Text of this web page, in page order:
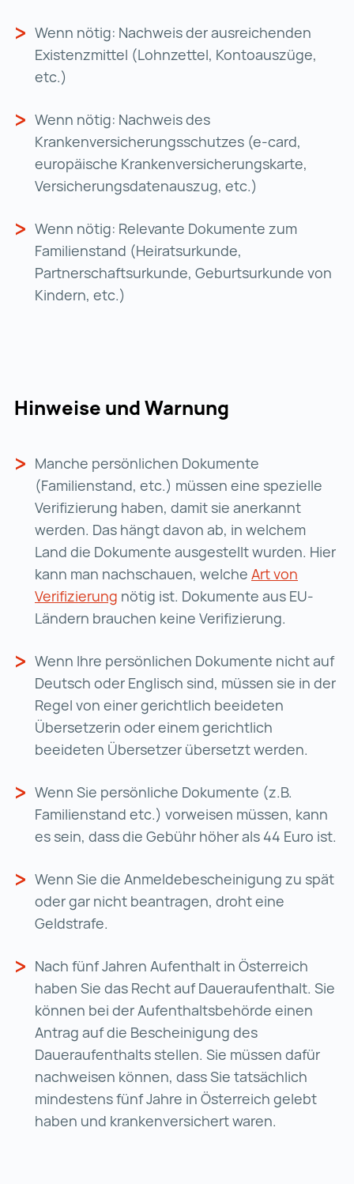
Wenn nötig: Nachweis der ausreichenden
Existenzmittel (Lohnzettel, Kontoauszüge,
etc.)
Wenn nötig: Nachweis des
Krankenversicherungsschutzes (e-card,
europäische Krankenversicherungskarte,
Versicherungsdatenauszug, etc.)
Wenn nötig: Relevante Dokumente zum
Familienstand (Heiratsurkunde,
Partnerschaftsurkunde, Geburtsurkunde von
Kindern, etc.)
Hinweise und Warnung
Manche persönlichen Dokumente
(Familienstand, etc.) müssen eine spezielle
Verifizierung haben, damit sie anerkannt
werden. Das hängt davon ab, in welchem
Land die Dokumente ausgestellt wurden. Hier
kann man nachschauen, welche Art von
Verifizierung Art von Verifizierung (wird in einer
nötig ist. Dokumente aus EU-
Ländern brauchen keine Verifizierung.
Wenn Ihre persönlichen Dokumente nicht auf
Deutsch oder Englisch sind, müssen sie in der
Regel von einer gerichtlich beeideten
Übersetzerin oder einem gerichtlich
beeideten Übersetzer übersetzt werden.
Wenn Sie persönliche Dokumente (z.B.
Familienstand etc.) vorweisen müssen, kann
es sein, dass die Gebühr höher als 44 Euro ist.
Wenn Sie die Anmeldebescheinigung zu spät
oder gar nicht beantragen, droht eine
Geldstrafe.
Nach fünf Jahren Aufenthalt in Österreich
haben Sie das Recht auf Daueraufenthalt. Sie
können bei der Aufenthaltsbehörde einen
Antrag auf die Bescheinigung des
Daueraufenthalts stellen. Sie müssen dafür
nachweisen können, dass Sie tatsächlich
mindestens fünf Jahre in Österreich gelebt
haben und krankenversichert waren.